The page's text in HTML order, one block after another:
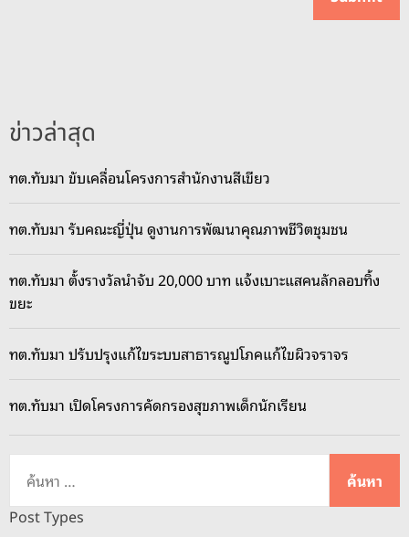
ข่าวล่าสุด
ทต.ทับมา ขับเคลื่อนโครงการสำนักงานสีเขียว
ทต.ทับมา รับคณะญี่ปุ่น ดูงานการพัฒนาคุณภาพชีวิตชุมชน
ทต.ทับมา ตั้งรางวัลนำจับ 20,000 บาท แจ้งเบาะแสคนลักลอบทิ้ง
ขยะ
ทต.ทับมา ปรับปรุงแก้ไขระบบสาธารณูปโภคแก้ไขผิวจราจร
ทต.ทับมา เปิดโครงการคัดกรองสุขภาพเด็กนักเรียน
ห
Post Types